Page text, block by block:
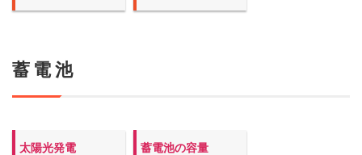
蓄電池
太陽光発電 蓄電池の容量